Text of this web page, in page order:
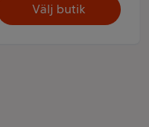
Välj butik